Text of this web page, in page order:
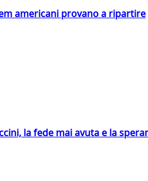
americani provano a ripartire
la fede mai avuta e la